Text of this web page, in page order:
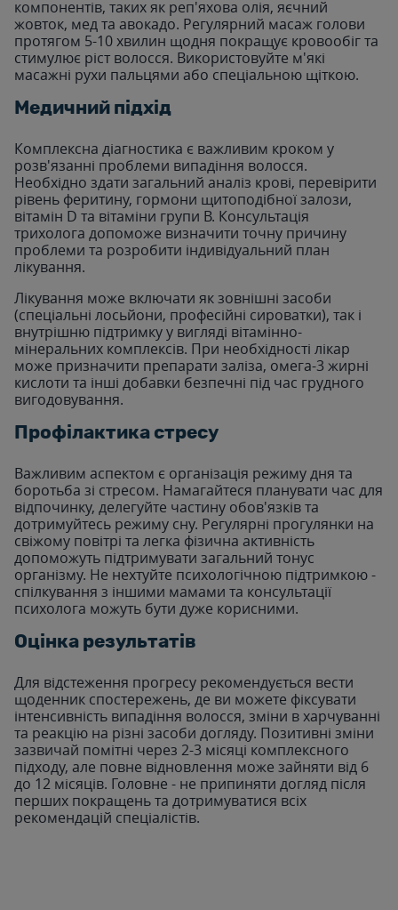
компонентів, таких як реп'яхова олія, яєчний
жовток, мед та авокадо. Регулярний масаж голови
протягом 5-10 хвилин щодня покращує кровообіг та
стимулює ріст волосся. Використовуйте м'які
масажні рухи пальцями або спеціальною щіткою.
Медичний підхід
Комплексна діагностика є важливим кроком у
розв'язанні проблеми випадіння волосся.
Необхідно здати загальний аналіз крові, перевірити
рівень феритину, гормони щитоподібної залози,
вітамін D та вітаміни групи В. Консультація
трихолога допоможе визначити точну причину
проблеми та розробити індивідуальний план
лікування.
Лікування може включати як зовнішні засоби
(спеціальні лосьйони, професійні сироватки), так і
внутрішню підтримку у вигляді вітамінно-
мінеральних комплексів. При необхідності лікар
може призначити препарати заліза, омега-3 жирні
кислоти та інші добавки безпечні під час грудного
вигодовування.
Профілактика стресу
Важливим аспектом є організація режиму дня та
боротьба зі стресом. Намагайтеся планувати час для
відпочинку, делегуйте частину обов'язків та
дотримуйтесь режиму сну. Регулярні прогулянки на
свіжому повітрі та легка фізична активність
допоможуть підтримувати загальний тонус
організму. Не нехтуйте психологічною підтримкою -
спілкування з іншими мамами та консультації
психолога можуть бути дуже корисними.
Оцінка результатів
Для відстеження прогресу рекомендується вести
щоденник спостережень, де ви можете фіксувати
інтенсивність випадіння волосся, зміни в харчуванні
та реакцію на різні засоби догляду. Позитивні зміни
зазвичай помітні через 2-3 місяці комплексного
підходу, але повне відновлення може зайняти від 6
до 12 місяців. Головне - не припиняти догляд після
перших покращень та дотримуватися всіх
рекомендацій спеціалістів.